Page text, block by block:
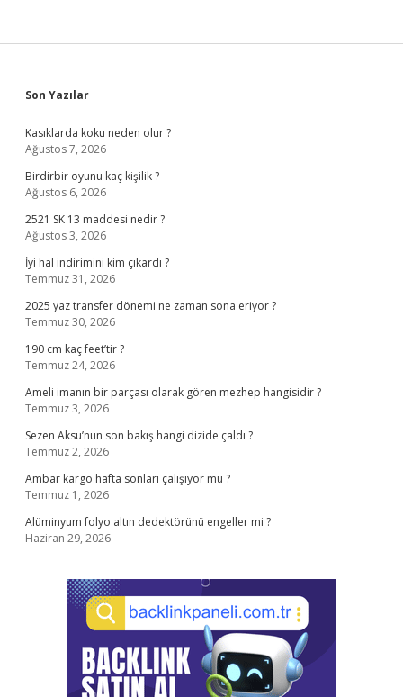
Sidebar
Son Yazılar
Kasıklarda koku neden olur ?
Ağustos 7, 2026
Birdirbir oyunu kaç kişilik ?
Ağustos 6, 2026
2521 SK 13 maddesi nedir ?
Ağustos 3, 2026
İyi hal indirimini kim çıkardı ?
Temmuz 31, 2026
2025 yaz transfer dönemi ne zaman sona eriyor ?
Temmuz 30, 2026
190 cm kaç feet’tir ?
Temmuz 24, 2026
Ameli imanın bir parçası olarak gören mezhep hangisidir ?
Temmuz 3, 2026
Sezen Aksu’nun son bakış hangi dizide çaldı ?
Temmuz 2, 2026
Ambar kargo hafta sonları çalışıyor mu ?
Temmuz 1, 2026
Alüminyum folyo altın dedektörünü engeller mi ?
Haziran 29, 2026